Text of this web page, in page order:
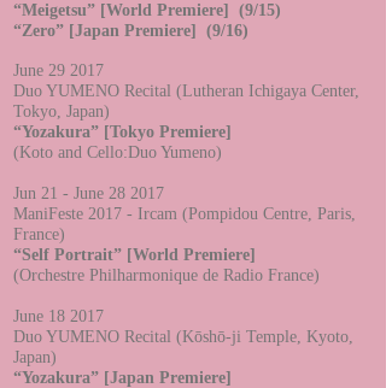
“Meigetsu” [World Premiere] (9/15)
“Zero” [Japan Premiere] (9/16)
June 29 2017
Duo YUMENO Recital (Lutheran Ichigaya Center,
Tokyo, Japan)
“Yozakura” [Tokyo Premiere]
(Koto and Cello:Duo Yumeno)
Jun 21 - June 28 2017
ManiFeste 2017 - Ircam (Pompidou Centre, Paris,
France)
“Self Portrait” [World Premiere]
(Orchestre Philharmonique de Radio France)
June 18 2017
Duo YUMENO Recital (Kōshō-ji Temple, Kyoto,
Japan)
“Yozakura” [Japan Premiere]